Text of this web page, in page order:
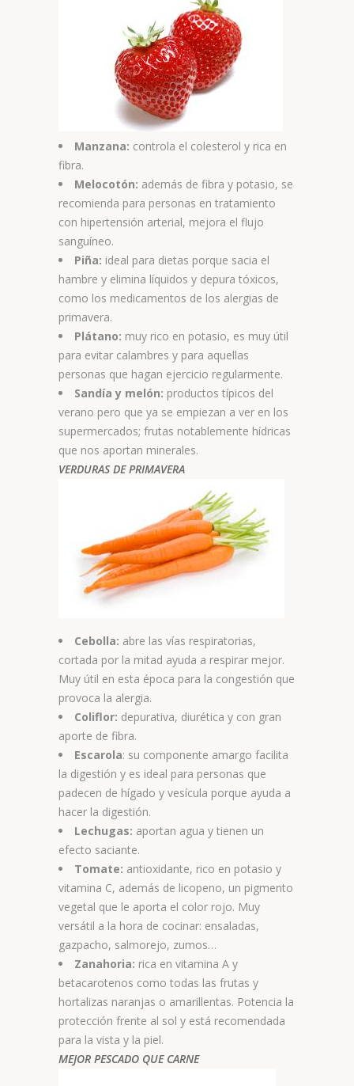
Manzana: controla el colesterol y rica en
fibra.
Melocotón: además de fibra y potasio, se
recomienda para personas en tratamiento
con hipertensión arterial, mejora el flujo
sanguíneo.
Piña: ideal para dietas porque sacia el
hambre y elimina líquidos y depura tóxicos,
como los medicamentos de los alergias de
primavera.
Plátano: muy rico en potasio, es muy útil
para evitar calambres y para aquellas
personas que hagan ejercicio regularmente.
Sandía y melón: productos típicos del
verano pero que ya se empiezan a ver en los
supermercados; frutas notablemente hídricas
que nos aportan minerales.
VERDURAS DE PRIMAVERA
Cebolla: abre las vías respiratorias,
cortada por la mitad ayuda a respirar mejor.
Muy útil en esta época para la congestión que
provoca la alergia.
Coliflor: depurativa, diurética y con gran
aporte de fibra.
Escarola: su componente amargo facilita
la digestión y es ideal para personas que
padecen de hígado y vesícula porque ayuda a
hacer la digestión.
Lechugas: aportan agua y tienen un
efecto saciante.
Tomate: antioxidante, rico en potasio y
vitamina C, además de licopeno, un pigmento
vegetal que le aporta el color rojo. Muy
versátil a la hora de cocinar: ensaladas,
gazpacho, salmorejo, zumos…
Zanahoria: rica en vitamina A y
betacarotenos como todas las frutas y
hortalizas naranjas o amarillentas. Potencia la
protección frente al sol y está recomendada
para la vista y la piel.
MEJOR PESCADO QUE CARNE